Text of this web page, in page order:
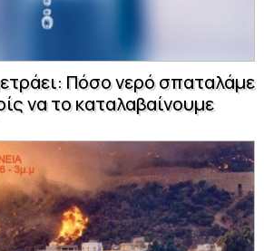
Πόσο νερό σπαταλάμε
να το καταλαβαίνουμε